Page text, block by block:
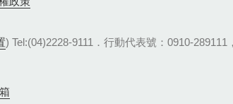
) Tel:(04)2228-9111．行動代表號：0910-